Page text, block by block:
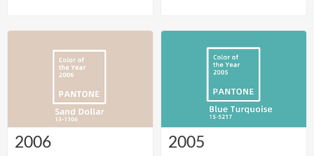
2006 2005